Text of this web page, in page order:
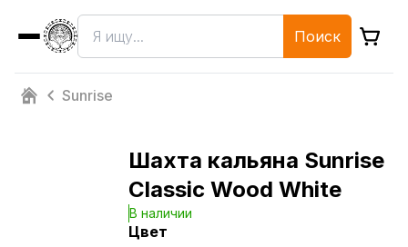
Поиск
Sunrise
Шахта кальяна Sunrise
Classic Wood White
В наличии
Цвет